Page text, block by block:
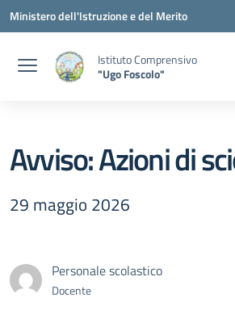
Vai ai contenuti
Vai al menu di navigazione
Vai al footer
Ministero dell'Istruzione e del Merito
Istituto Comprensivo
"Ugo Foscolo"
Avviso: Azioni di
29 maggio 2026
Personale scolastico
Docente